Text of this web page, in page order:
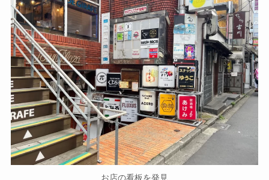
お店の看板を発見